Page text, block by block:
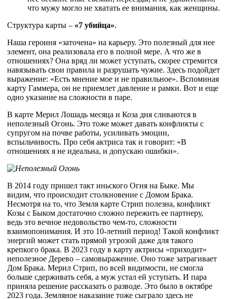
что мужу могло не хватать ее внимания, как женщины.
Структура карты – «7 убийца».
Наша героиня «заточена» на карьеру. Это полезный для нее
элемент, она реализовала его в полной мере. А что же в
отношениях? Она вряд ли может уступать, скорее стремится
навязывать свои правила и разрушать чужие. Здесь подойдет
выражение: «Есть мнение мое и не правильное». Вспоминая
карту Гаммера, он не приемлет давление и рамки. Вот и еще
одно указание на сложности в паре.
В карте Мерил Лошадь месяца и Коза дня сливаются в
неполезный Огонь. Это тоже может давать конфликты с
супругом на почве работы, усиливать эмоции,
вспыльчивость. Про себя актриса так и говорит: «В
отношениях я не идеальна, и допускаю ошибки».
В 2014 году пришел такт иньского Огня на Быке. Мы
видим, что происходит столкновение с Домом Брака.
Несмотря на то, что Земля карте Стрип полезна, конфликт
Козы с Быком достаточно сложно пережить ее партнеру,
ведь это вечное недовольство чем-то, сложности
взаимопонимания. И это 10-летний период! Такой конфликт
энергий может стать прямой угрозой даже для такого
крепкого брака. В 2023 году в карту актрисы «приходит»
неполезное Дерево – самовыражение. Оно тоже затрагивает
Дом Брака. Мерил Стрип, по всей видимости, не смогла
больше сдерживать себя, а муж устал ей уступать. И пара
приняла решение рассказать о разводе. Это было в октябре
2023 года. Земляное наказание тоже сыграло здесь не